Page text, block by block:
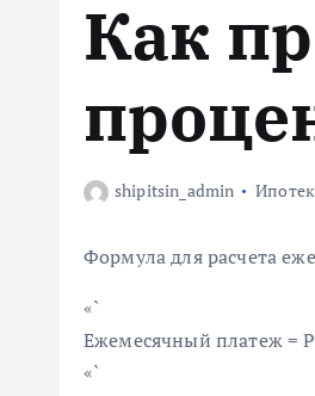
Как
shipitsin_admin
Формула для расчета
«`
Ежемесячный платеж =
«`